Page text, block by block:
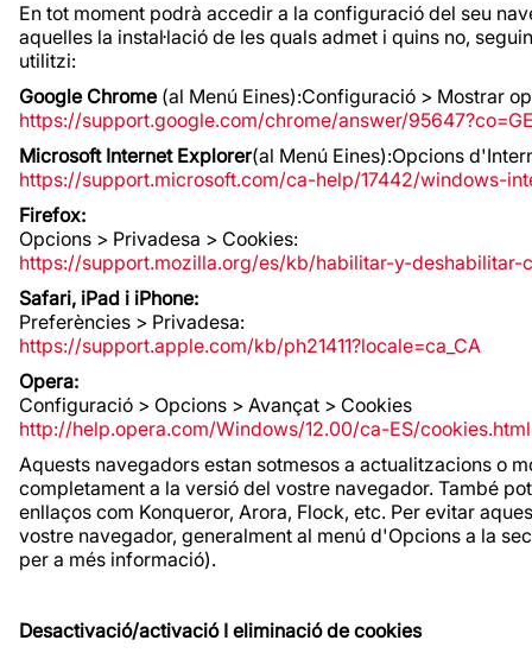
En tot moment podrà accedir a la configuració del seu
aquelles la instal·lació de les quals admet i quins no,
utilitzi:
Google Chrome (al Menú Eines):Configuració > Mostrar
https://support.google.com/chrome/answer/
Microsoft Internet Explorer(al Menú Eines):Opcions
https://support.microsoft.com/ca-help/17442/windows-
Firefox:
Opcions > Privadesa > Cookies:
https://support.mozilla.org/es/kb/habilitar-y-
Safari, iPad i iPhone:
Preferències > Privadesa:
https://support.apple.com/kb/ph21411?locale=ca_CA
Opera:
Configuració > Opcions > Avançat > Cookies
http://help.opera.com/Windows/12.00/ca-ES/cookies.html
Aquests navegadors estan sotmesos a actualitzacions o
completament a la versió del vostre navegador. També
enllaços com Konqueror, Arora, Flock, etc. Per evitar
vostre navegador, generalment al menú d'Opcions a la
per a més informació).
Desactivació/activació I eliminació de cookies